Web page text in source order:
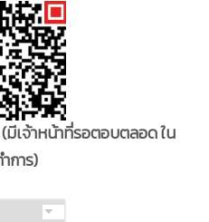
เจ้าหน้าที่รอตอบตลอด ใน
การ)